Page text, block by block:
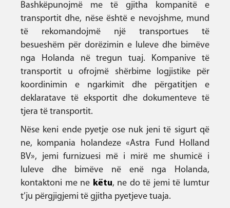
Bashkëpunojmë me të gjitha kompanitë e
transportit dhe, nëse është e nevojshme, mund
të rekomandojmë një transportues të
besueshëm për dorëzimin e luleve dhe bimëve
nga Holanda në tregun tuaj. Kompanive të
transportit u ofrojmë shërbime logjistike për
koordinimin e ngarkimit dhe përgatitjen e
deklaratave të eksportit dhe dokumenteve të
tjera të transportit.
Nëse keni ende pyetje ose nuk jeni të sigurt që
ne, kompania holandeze «Astra Fund Holland
BV», jemi furnizuesi më i mirë me shumicë i
luleve dhe bimëve në enë nga Holanda,
kontaktoni me ne këtu, ne do të jemi të lumtur
t’ju përgjigjemi të gjitha pyetjeve tuaja.